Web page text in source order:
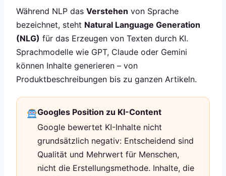
Während NLP das Verstehen von Sprache
bezeichnet, steht Natural Language Generation
(NLG) für das Erzeugen von Texten durch KI.
Sprachmodelle wie GPT, Claude oder Gemini
können Inhalte generieren – von
Produktbeschreibungen bis zu ganzen Artikeln.
Googles Position zu KI-Content
Google bewertet KI-Inhalte nicht
grundsätzlich negativ: Entscheidend sind
Qualität und Mehrwert für Menschen,
nicht die Erstellungsmethode. Inhalte, die